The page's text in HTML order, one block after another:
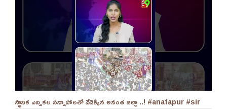
స్థానిక ఎన్నికల సన్నాహాలతో వేడెక్కిన అనంత జిల్లా ..! #anatapur #sir